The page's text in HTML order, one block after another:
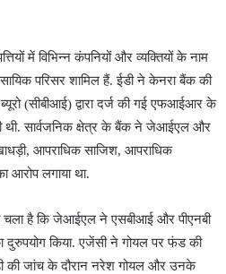
में विभिन्न कंपनियों और व्यक्तियों के नाम
परिसर शामिल हैं. ईडी ने केनरा बैंक की
(सीबीआई) द्वारा दर्ज की गई एफआईआर के
थी. सार्वजनिक क्षेत्र के बैंक ने जेआईएल और
आपराधिक साजिश, आपराधिक
आरोप लगाया था.
चला है कि जेआईएल ने एसबीआई और पीएनबी
किया. एजेंसी ने गोयल पर फंड की
की जांच के दौरान नरेश गोयल और उनके